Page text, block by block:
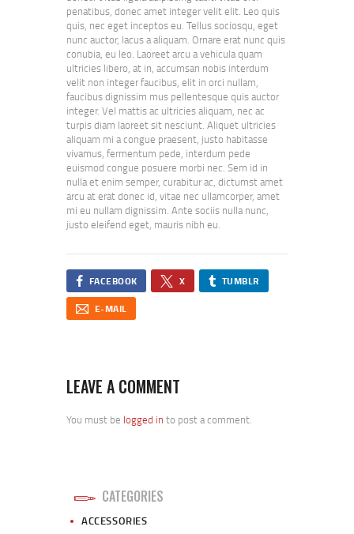
penatibus, donec amet integer velit elit. Leo quis
quis, nec eget inceptos eu. Tellus sociosqu, eget
nunc auctor, lacus a aliquam. Ornare erat nunc quis
conubia, eu leo. Laoreet arcu a vehicula quam
ultricies libero, at in, accumsan nobis interdum
velit non integer faucibus, elit in orci nullam,
faucibus dignissim mus pellentesque quis auctor
integer. Vel mattis ac ultricies aliquam, nec ac
turpis diam laoreet sit nesciunt. Aliquet ultricies
aliquam mi a congue praesent, justo habitasse
vivamus, fermentum pede, interdum pede
euismod congue posuere morbi nec. Sem id in
nulla et enim semper, curabitur ac, dictumst amet
arcu at erat donec id, vitae nec ullamcorper, amet
mi eu nullam dignissim. Ante sociis nulla nunc,
justo eleifend eget, mauris nibh eu.
FACEBOOK X TUMBLR
E-MAIL
LEAVE A COMMENT
You must be logged in to post a comment.
CATEGORIES
ACCESSORIES